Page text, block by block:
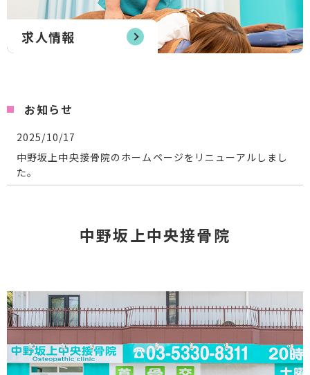
求人情報
お知らせ
2025/10/17
中野坂上中央接骨院のホームページをリニューアルしまし
た。
中野坂上中央接骨院